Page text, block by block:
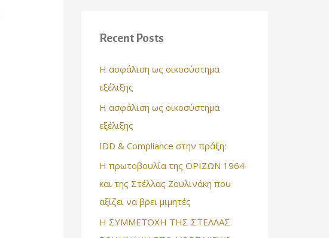
h
o
r
:
Recent Posts
Η ασφάλιση ως οικοσύστημα
εξέλιξης
Η ασφάλιση ως οικοσύστημα
εξέλιξης
IDD & Compliance στην πράξη:
Η πρωτοβουλία της ΟΡΙΖΩΝ 1964
και της Στέλλας Ζουλινάκη που
αξίζει να βρει μιμητές
Η ΣΥΜΜΕΤΟΧΗ ΤΗΣ ΣΤΕΛΛΑΣ